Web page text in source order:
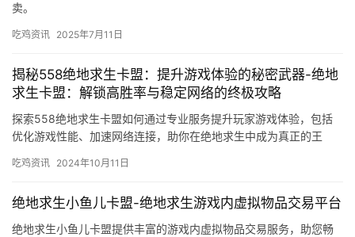
卖。
吃鸡资讯 2025年7月11日
揭秘558绝地求生卡盟：提升游戏体验的秘密武器-绝地
求生卡盟：解锁高胜率与稳定网络的终极攻略
探索558绝地求生卡盟如何通过专业服务提升玩家游戏体验，包括
优化游戏性能、加速网络连接，助你在绝地求生中成为真正的王
吃鸡资讯 2024年10月11日
绝地求生小鱼儿卡盟-绝地求生游戏内虚拟物品交易平台
绝地求生小鱼儿卡盟提供丰富的游戏内虚拟物品交易服务，助您畅